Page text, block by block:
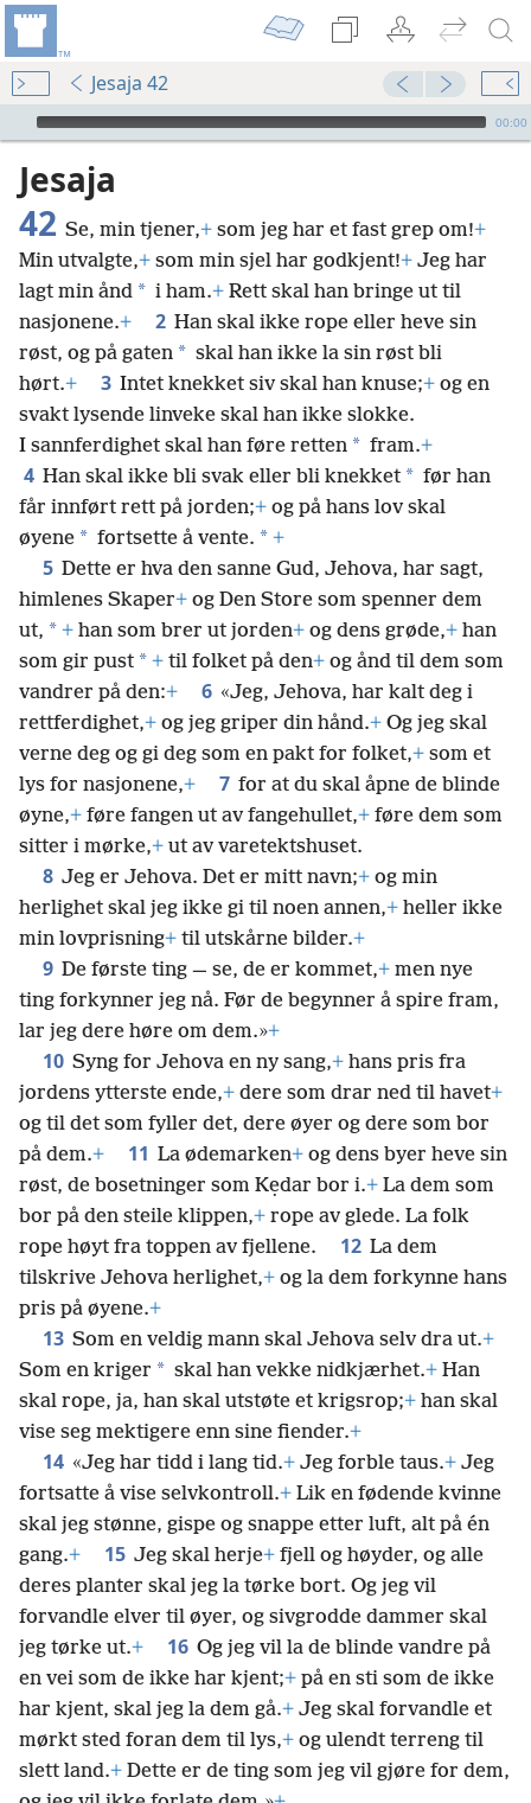
Jesaja 42
Audio Player
00:00
Jesaja
42 Se, min tjener,+ som jeg har et fast grep om!+
Min utvalgte,+ som min sjel har godkjent!+ Jeg har
lagt min ånd * i ham.+ Rett skal han bringe ut til
nasjonene.+ 2 Han skal ikke rope eller heve sin
røst, og på gaten * skal han ikke la sin røst bli
hørt.+ 3 Intet knekket siv skal han knuse;+ og en
svakt lysende linveke skal han ikke slokke.
I sannferdighet skal han føre retten * fram.+
4 Han skal ikke bli svak eller bli knekket * før han
får innført rett på jorden;+ og på hans lov skal
øyene * fortsette å vente. * +
5 Dette er hva den sanne Gud, Jehova, har sagt,
himlenes Skaper+ og Den Store som spenner dem
ut, * + han som brer ut jorden+ og dens grøde,+ han
som gir pust * + til folket på den+ og ånd til dem som
vandrer på den:+ 6 «Jeg, Jehova, har kalt deg i
rettferdighet,+ og jeg griper din hånd.+ Og jeg skal
verne deg og gi deg som en pakt for folket,+ som et
lys for nasjonene,+ 7 for at du skal åpne de blinde
øyne,+ føre fangen ut av fangehullet,+ føre dem som
sitter i mørke,+ ut av varetektshuset.
8 Jeg er Jehova. Det er mitt navn;+ og min
herlighet skal jeg ikke gi til noen annen,+ heller ikke
min lovprisning+ til utskårne bilder.+
9 De første ting — se, de er kommet,+ men nye
ting forkynner jeg nå. Før de begynner å spire fram,
lar jeg dere høre om dem.»+
10 Syng for Jehova en ny sang,+ hans pris fra
jordens ytterste ende,+ dere som drar ned til havet+
og til det som fyller det, dere øyer og dere som bor
på dem.+ 11 La ødemarken+ og dens byer heve sin
røst, de bosetninger som Kẹdar bor i.+ La dem som
bor på den steile klippen,+ rope av glede. La folk
rope høyt fra toppen av fjellene.
12 La dem
tilskrive Jehova herlighet,+ og la dem forkynne hans
pris på øyene.+
13 Som en veldig mann skal Jehova selv dra ut.+
Som en kriger * skal han vekke nidkjærhet.+ Han
skal rope, ja, han skal utstøte et krigsrop;+ han skal
vise seg mektigere enn sine fiender.+
14 «Jeg har tidd i lang tid.+ Jeg forble taus.+ Jeg
fortsatte å vise selvkontroll.+ Lik en fødende kvinne
skal jeg stønne, gispe og snappe etter luft, alt på én
gang.+ 15 Jeg skal herje+ fjell og høyder, og alle
deres planter skal jeg la tørke bort. Og jeg vil
forvandle elver til øyer, og sivgrodde dammer skal
jeg tørke ut.+ 16 Og jeg vil la de blinde vandre på
en vei som de ikke har kjent;+ på en sti som de ikke
har kjent, skal jeg la dem gå.+ Jeg skal forvandle et
mørkt sted foran dem til lys,+ og ulendt terreng til
slett land.+ Dette er de ting som jeg vil gjøre for dem,